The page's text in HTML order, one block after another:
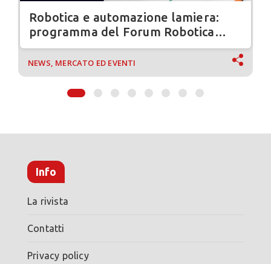
Robotica e automazione lamiera:
programma del Forum Robotica
Innovativa 2026
NEWS, MERCATO ED EVENTI
Info
La rivista
Contatti
Privacy policy